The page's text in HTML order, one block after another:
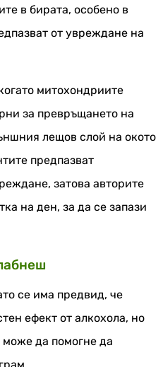
в бирата, особено в
от увреждане на
митохондриите
за превръщането на
лещов слой на окото
предпазват
затова авторите
на ден, за да се запази
се има предвид, че
ефект от алкохола, но
може да помогне да